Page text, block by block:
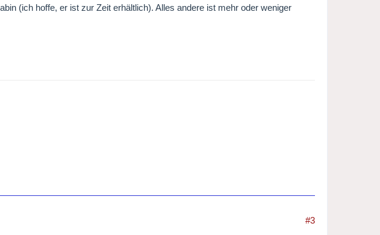
(ich hoffe, er ist zur Zeit erhältlich). Alles andere ist mehr oder weniger
#3